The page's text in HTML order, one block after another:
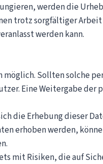
werden die
trotz sorgfältiger
werden kann.
Sollten solche
Eine Weitergabe
die Erhebung dieser
erhoben werden,
mit Risiken, die auf